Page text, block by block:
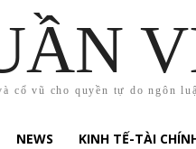
cổ vũ cho quyền tự do ngôn
NEWS KINH TẾ-TÀI